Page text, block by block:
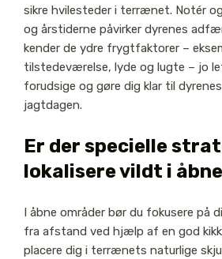
sikre hvilesteder i terrænet. Notér
og årstiderne påvirker dyrenes
kender de ydre frygtfaktorer –
tilstedeværelse, lyde og lugte – jo
forudsige og gøre dig klar til
jagtdagen.
Er der specielle
lokalisere vildt i
I åbne områder bør du fokusere på
fra afstand ved hjælp af en god
placere dig i terrænets naturlige